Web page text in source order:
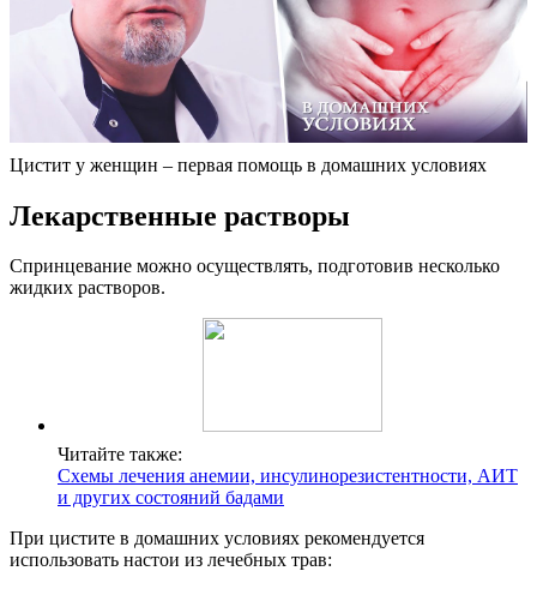
Цистит у женщин – первая помощь в домашних условиях
Лекарственные растворы
Спринцевание можно осуществлять, подготовив несколько
жидких растворов.
Читайте также:
Схемы лечения анемии, инсулинорезистентности, АИТ
и других состояний бадами
При цистите в домашних условиях рекомендуется
использовать настои из лечебных трав: